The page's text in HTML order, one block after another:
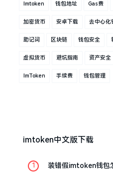
Imtoken 钱包地址 Gas费
加密货币 安卓下载 去中心化
助记词 区块链 钱包安全
虚拟货币 避坑指南 资产安全
ImToken 手续费 钱包管理
imtoken中文版下载
装错假imtoken钱包